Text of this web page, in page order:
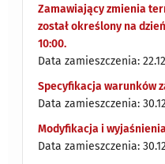
Zamawiający zmienia
został określony na
10:00.
Data zamieszczenia:
Specyfikacja warunków
Data zamieszczenia:
Modyfikacja i
Data zamieszczenia: